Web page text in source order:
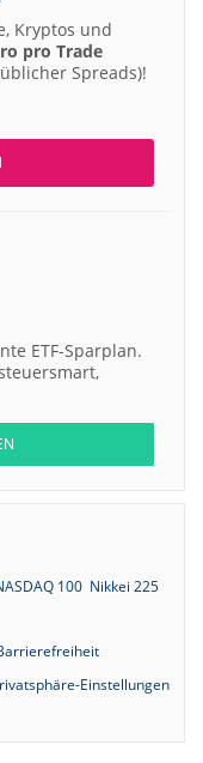
Kryptos und
pro Trade
Spreads)!
ETF-Sparplan.
100 Nikkei 225
Einstellungen